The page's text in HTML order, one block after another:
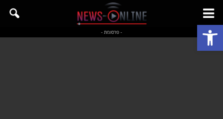
פתח סרגל נגישות - פרסומת -